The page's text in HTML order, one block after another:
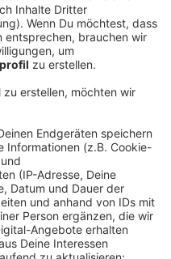
die Unterkünfte.
Verstöße
05:38
fordert der Deutsche
Verbesserungen für
Verantwortung für
die Unterbringung